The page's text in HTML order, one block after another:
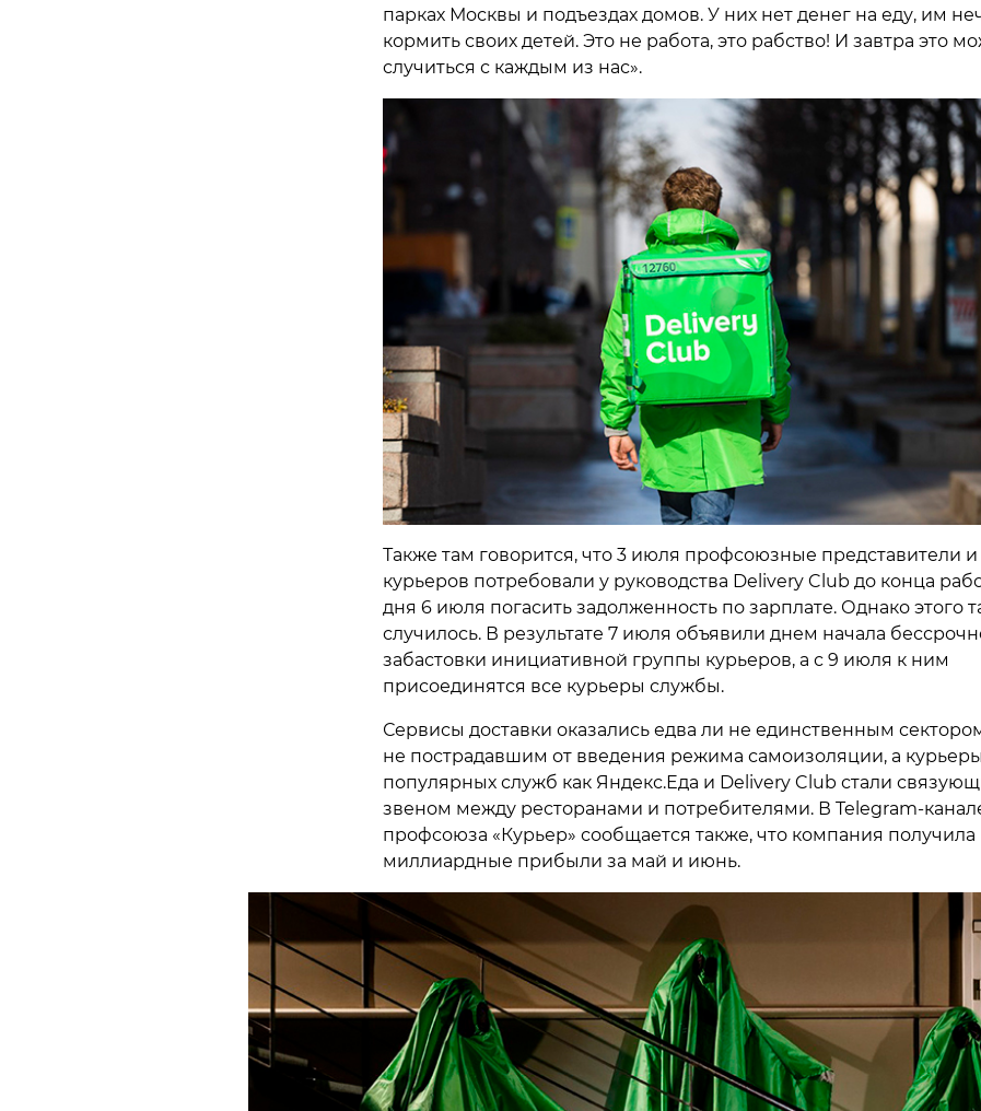
парках Москвы и подъездах домов. У них нет денег на еду, им
кормить своих детей. Это не работа, это рабство! И завтра это
случиться с каждым из нас».
Также там говорится, что 3 июля профсоюзные представители и
курьеров потребовали у руководства Delivery Club до конца
дня 6 июля погасить задолженность по зарплате. Однако этого
случилось. В результате 7 июля объявили днем начала
забастовки инициативной группы курьеров, а с 9 июля к ним
присоединятся все курьеры службы.
Сервисы доставки оказались едва ли не единственным
не пострадавшим от введения режима самоизоляции, а
популярных служб как Яндекс.Еда и Delivery Club стали
звеном между ресторанами и потребителями. В Telegram-
профсоюза «Курьер» сообщается также, что компания получила
миллиардные прибыли за май и июнь.